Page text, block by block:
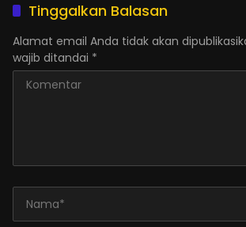
Tinggalkan Balasan
Alamat email Anda tidak akan
wajib ditandai *